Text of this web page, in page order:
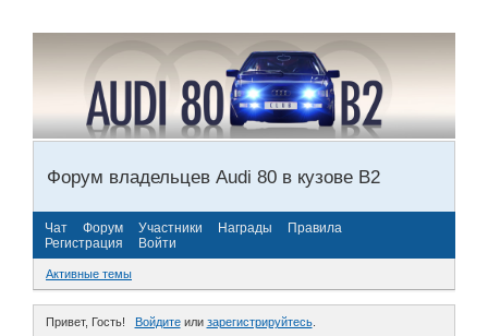
Форум владельцев Audi 80 в кузове В2
Чат Форум Участники Награды
Правила
Регистрация
Войти
Активные темы
Привет, Гость! Войдитеили зарегистрируйтесь.